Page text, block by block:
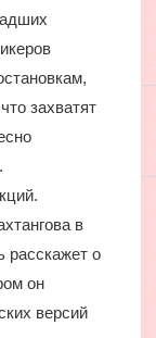
захватят
в
расскажет о
он
версий